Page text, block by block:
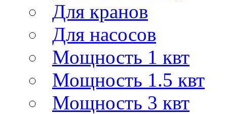
Для кранов
Для насосов
Мощность 1 квт
Мощность 1.5 квт
Мощность 3 квт